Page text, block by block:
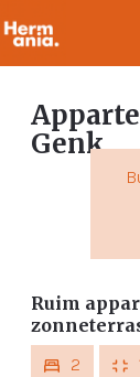
Genk
Ruim
2